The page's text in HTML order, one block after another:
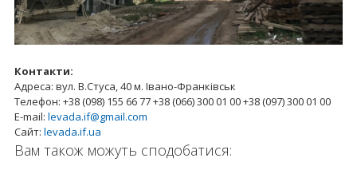
Контакти:
Адреса: вул. В.Стуса, 40 м. Івано-Франківськ
Телефон: +38 (098) 155 66 77 +38 (066) 300 01 00 +38 (097) 300 01 00
E-mail: levada.if@gmail.com
Сайт: levada.if.ua
Вам також можуть сподобатися: